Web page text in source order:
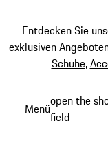
Entdecken Sie
exklusiven
Schuhe,
Hauptinhalt
Menüopen the
field